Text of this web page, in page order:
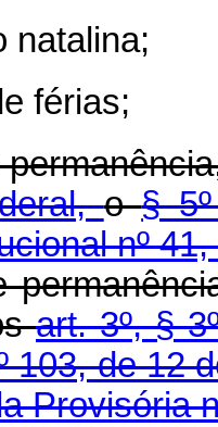
natalina;
férias;
o§
nº
art. 3º, §
103, de 12
Provisória